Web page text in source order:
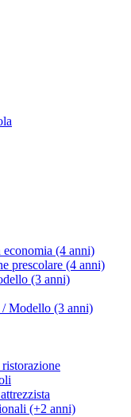
(4 anni)
prescolare (4 anni)
(3 anni)
Modello (3 anni)
(+2 anni)